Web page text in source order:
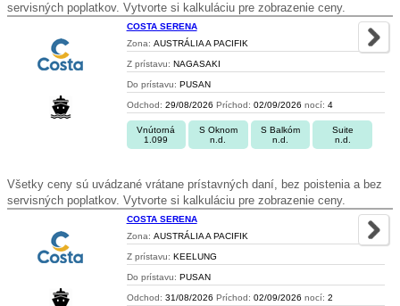
servisných poplatkov. Vytvorte si kalkuláciu pre zobrazenie ceny.
COSTA SERENA
Zona: AUSTRÁLIA A PACIFIK
Z prístavu: NAGASAKI
Do prístavu: PUSAN
Odchod: 29/08/2026 Príchod: 02/09/2026 nocí: 4
Vnútorná
1.099
S Oknom
n.d.
S Balkóm
n.d.
Suite
n.d.
Všetky ceny sú uvádzané vrátane prístavných daní, bez poistenia a bez
servisných poplatkov. Vytvorte si kalkuláciu pre zobrazenie ceny.
COSTA SERENA
Zona: AUSTRÁLIA A PACIFIK
Z prístavu: KEELUNG
Do prístavu: PUSAN
Odchod: 31/08/2026 Príchod: 02/09/2026 nocí: 2